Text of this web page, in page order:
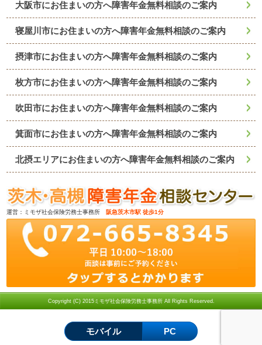
大阪市にお住まいの方へ障害年金無料相談のご案内
寝屋川市にお住まいの方へ障害年金無料相談のご案内
摂津市にお住まいの方へ障害年金無料相談のご案内
枚方市にお住まいの方へ障害年金無料相談のご案内
吹田市にお住まいの方へ障害年金無料相談のご案内
箕面市にお住まいの方へ障害年金無料相談のご案内
北摂エリアにお住まいの方へ障害年金無料相談のご案内
運営：ミモザ社会保険労務士事務所 阪急茨木市駅 徒歩1分
Copyright (C) 2015ミモザ社会保険労務士事務所 All Rights Reserved.
モバイル PC